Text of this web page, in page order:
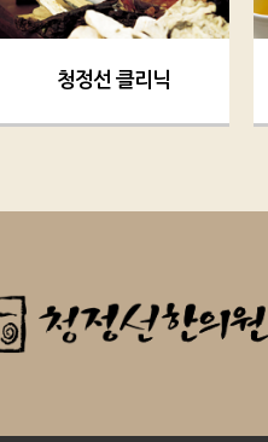
청정선 클리닉